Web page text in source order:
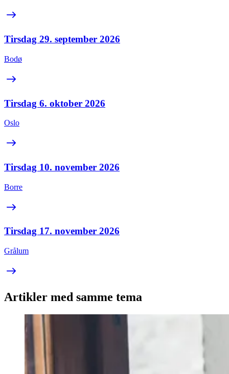
Tirsdag 29. september 2026
Bodø
Tirsdag 6. oktober 2026
Oslo
Tirsdag 10. november 2026
Borre
Tirsdag 17. november 2026
Grålum
Artikler med samme tema